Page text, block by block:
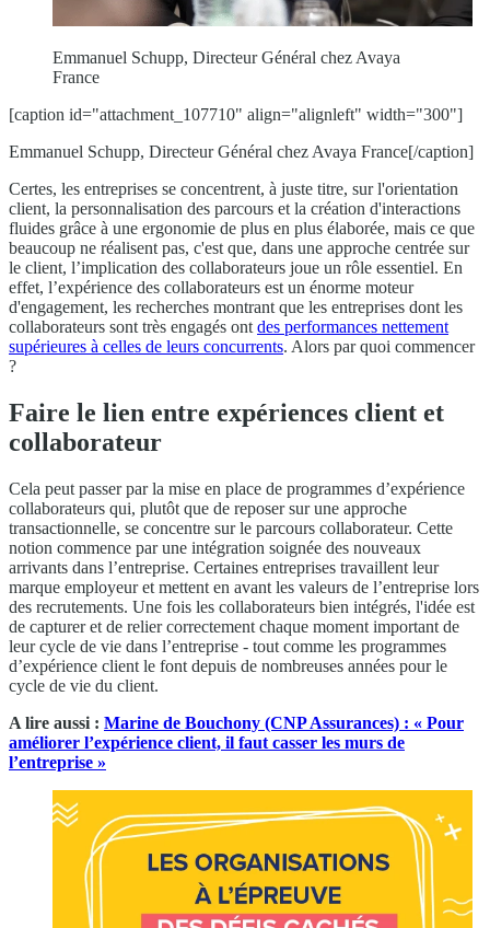
Emmanuel Schupp, Directeur Général chez Avaya
France
[caption id="attachment_107710" align="alignleft" width="300"]
Emmanuel Schupp, Directeur Général chez Avaya France[/caption]
Certes, les entreprises se concentrent, à juste titre, sur l'orientation
client, la personnalisation des parcours et la création d'interactions
fluides grâce à une ergonomie de plus en plus élaborée, mais ce que
beaucoup ne réalisent pas, c'est que, dans une approche centrée sur
le client, l’implication des collaborateurs joue un rôle essentiel. En
effet, l’expérience des collaborateurs est un énorme moteur
d'engagement, les recherches montrant que les entreprises dont les
collaborateurs sont très engagés ont des performances nettement
supérieures à celles de leurs concurrents. Alors par quoi commencer
?
Faire le lien entre expériences client et
collaborateur
Cela peut passer par la mise en place de programmes d’expérience
collaborateurs qui, plutôt que de reposer sur une approche
transactionnelle, se concentre sur le parcours collaborateur. Cette
notion commence par une intégration soignée des nouveaux
arrivants dans l’entreprise. Certaines entreprises travaillent leur
marque employeur et mettent en avant les valeurs de l’entreprise lors
des recrutements. Une fois les collaborateurs bien intégrés, l'idée est
de capturer et de relier correctement chaque moment important de
leur cycle de vie dans l’entreprise - tout comme les programmes
d’expérience client le font depuis de nombreuses années pour le
cycle de vie du client.
A lire aussi : Marine de Bouchony (CNP Assurances) : « Pour
améliorer l’expérience client, il faut casser les murs de
l’entreprise »